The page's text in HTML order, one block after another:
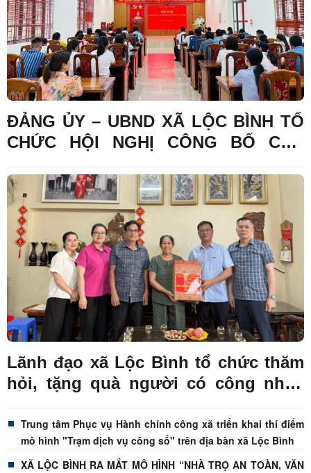
ĐẢNG ỦY – UBND XÃ LỘC BÌNH TỔ
CHỨC HỘI NGHỊ CÔNG BỐ CÁC
Lãnh đạo xã Lộc Bình tổ chức thăm
hỏi, tặng quà người có công nhân
binh - Liệt sĩ
Trung tâm Phục vụ Hành chính công xã triển khai thí điểm
mô hình "Trạm dịch vụ công số" trên địa bàn xã Lộc Bình
XÃ LỘC BÌNH RA MẮT MÔ HÌNH “NHÀ TRỌ AN TOÀN, VĂN